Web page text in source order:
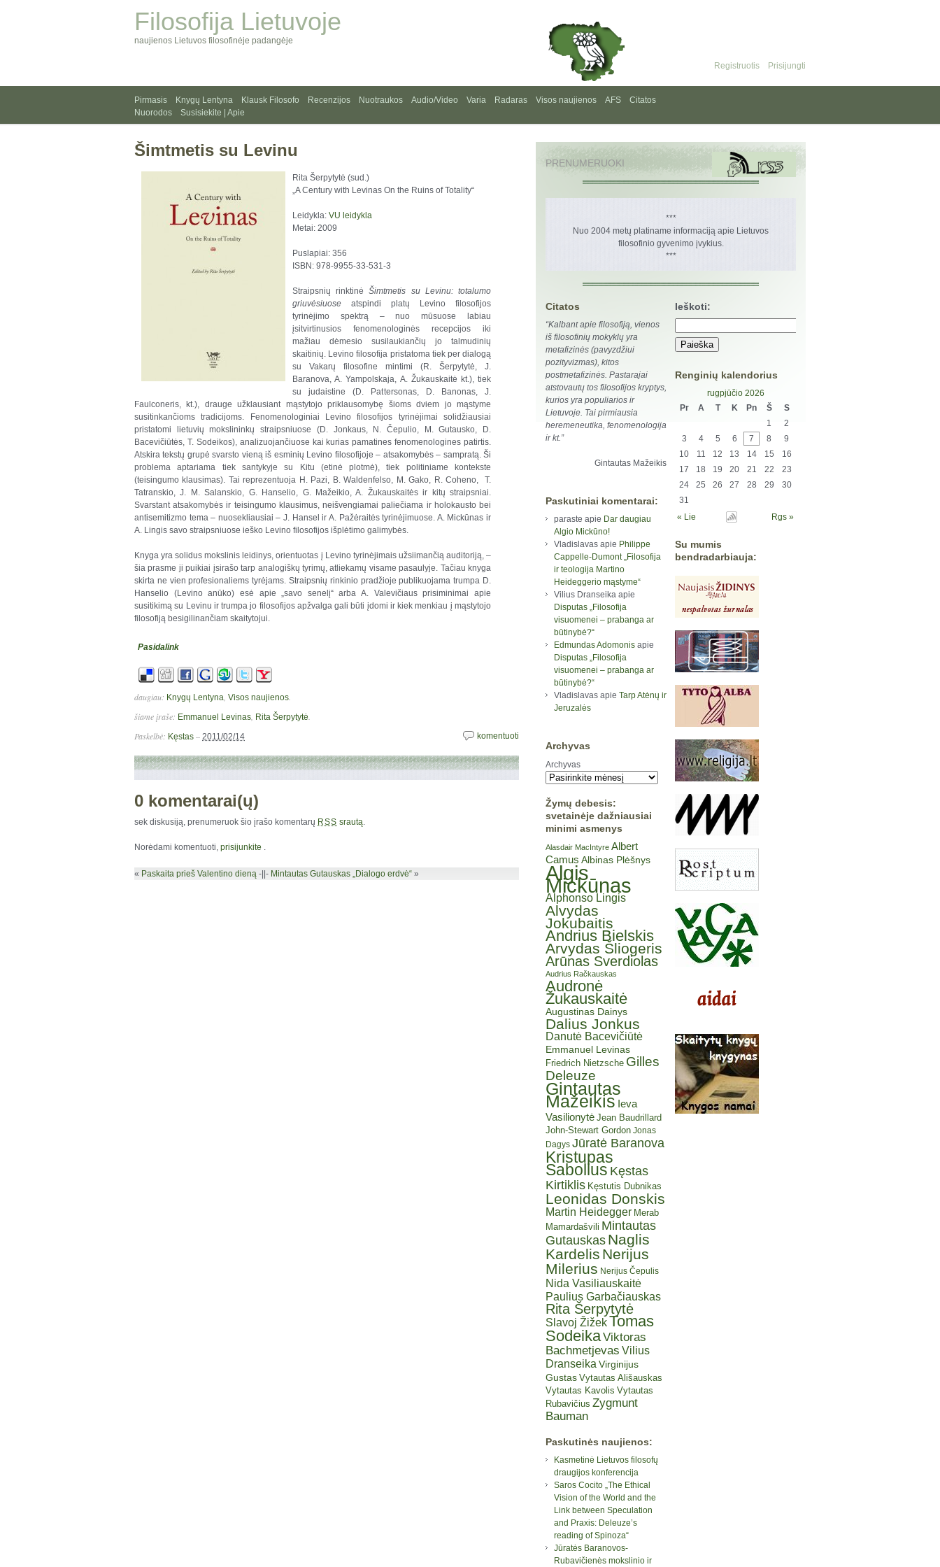
Filosofija Lietuvoje
naujienos Lietuvos filosofinėje padangėje
Prisijungti
Registruotis
Pirmasis Knygų Lentyna Klausk Filosofo Recenzijos Nuotraukos Audio/Video Varia Radaras Visos naujienos AFS
Citatos
Nuorodos
Susisiekite | Apie
Šimtmetis su Levinu
Rita Šerpytytė (sud.)
„A Century with Levinas On the Ruins of Totality“
Leidykla: VU leidykla
Metai: 2009
Puslapiai: 356
ISBN: 978-9955-33-531-3
Straipsnių rinktinėŠimtmetis su Levinu: totalumo
griuvėsiuose atspindi platų Levino filosofijos
tyrinėjimo spektrą – nuo mūsuose labiau
įsitvirtinusios fenomenologinės recepcijos iki
mažiau dėmesio susilaukiančių jo talmudinių
skaitinių. Levino filosofija pristatoma tiek per dialogą
su Vakarų filosofine mintimi (R. Šerpytytė, J.
Baranova, A. Yampolskaja, A. Žukauskaitė kt.), tiek
su judaistine (D. Pattersonas, D. Banonas, J.
Faulconeris, kt.), drauge užklausiant mąstytojo priklausomybę šioms dviem jo mąstyme
susitinkančioms tradicijoms. Fenomenologiniai Levino filosofijos tyrinėjimai solidžiausiai
pristatomi lietuvių mokslininkų straipsniuose (D. Jonkaus, N. Čepulio, M. Gutausko, D.
Bacevičiūtės, T. Sodeikos), analizuojančiuose kai kurias pamatines fenomenologines patirtis.
Atskira tekstų grupė svarsto vieną iš esminių Levino filosofijoje – atsakomybės – sampratą. Ši
problema aptariama tiek santykyje su Kitu (etinė plotmė), tiek politiniame kontekste
(teisingumo klausimas). Tai reprezentuoja H. Pazi, B. Waldenfelso, M. Gako, R. Coheno, T.
Tatranskio, J. M. Salanskio, G. Hanselio, G. Mažeikio, A. Žukauskaitės ir kitų straipsniai.
Svarstant atsakomybės ir teisingumo klausimus, neišvengiamai paliečiama ir holokausto bei
antisemitizmo tema – nuosekliausiai – J. Hansel ir A. Pažėraitės tyrinėjimuose. A. Mickūnas ir
A. Lingis savo straipsniuose ieško Levino filosofijos išplėtimo galimybės.
Knyga yra solidus mokslinis leidinys, orientuotas į Levino tyrinėjimais užsiimančią auditoriją, –
šia prasme ji puikiai įsirašo tarp analogiškų tyrimų, atliekamų visame pasaulyje. Tačiau knyga
skirta ne vien profesionaliems tyrėjams. Straipsnių rinkinio pradžioje publikuojama trumpa D.
Hanselio (Levino anūko) esė apie „savo senelį“ arba A. Valevičiaus prisiminimai apie
susitikimą su Levinu ir trumpa jo filosofijos apžvalga gali būti įdomi ir kiek menkiau į mąstytojo
filosofiją besigilinančiam skaitytojui.
Pasidalink
daugiau: Knygų Lentyna Visos naujienos
šiame įraše: Emmanuel Levinas Rita Šerpytytė
komentuoti
Paskelbė: Kęstas – 2011/02/14
0 komentarai(ų)
sek diskusiją, prenumeruok šio įrašo komentarų RSS srautą.
Norėdami komentuoti, prisijunkite .
« Paskaita prieš Valentino dieną -||- Mintautas Gutauskas „Dialogo erdvė“ »
PRENUMERUOKI
***
Nuo 2004 metų platiname informaciją apie Lietuvos
filosofinio gyvenimo įvykius.
***
Citatos
“Kalbant apie filosofiją, vienos
iš filosofinių mokyklų yra
metafizinės (pavyzdžiui
pozityvizmas), kitos
postmetafizinės. Pastarajai
atstovautų tos filosofijos kryptys,
kurios yra populiarios ir
Lietuvoje. Tai pirmiausia
heremeneutika, fenomenologija
ir kt.”
Gintautas Mažeikis
Paskutiniai komentarai:
paraste apie Dar daugiau
Algio Mickūno!
Vladislavas apie Philippe
Cappelle-Dumont „Filosofija
ir teologija Martino
Heideggerio mąstyme“
Vilius Dranseika apie
Disputas „Filosofija
visuomenei – prabanga ar
būtinybė?“
Edmundas Adomonis apie
Disputas „Filosofija
visuomenei – prabanga ar
būtinybė?“
Vladislavas apie Tarp Atėnų ir
Jeruzalės
Archyvas
Archyvas
Žymų debesis:
svetainėje dažniausiai
minimi asmenys
Alasdair MacIntyre Albert
Camus Albinas Plėšnys
Algis
Mickūnas
Alphonso Lingis
Alvydas
Jokubaitis
Andrius Bielskis
Arvydas Šliogeris
Arūnas Sverdiolas
Audrius Račkauskas
Audronė
Žukauskaitė
Augustinas Dainys
Dalius Jonkus
Danutė Bacevičiūtė
Emmanuel Levinas
Friedrich Nietzsche Gilles
Deleuze
Gintautas
Mažeikis Ieva
Vasilionytė Jean Baudrillard
John-Stewart Gordon Jonas
Dagys Jūratė Baranova
Kristupas
Sabolius Kęstas
Kirtiklis Kęstutis Dubnikas
Leonidas Donskis
Martin Heidegger Merab
Mamardašvili Mintautas
Gutauskas Naglis
Kardelis Nerijus
Milerius Nerijus Čepulis
Nida Vasiliauskaitė
Paulius Garbačiauskas
Rita Šerpytytė
Slavoj ŽižekTomas
SodeikaViktoras
Bachmetjevas Vilius
Dranseika Virginijus
Gustas Vytautas Ališauskas
Vytautas Kavolis Vytautas
Rubavičius Zygmunt
Bauman
Paskutinės naujienos:
Kasmetinė Lietuvos filosofų
draugijos konferencija
Saros Cocito „The Ethical
Vision of the World and the
Link between Speculation
and Praxis: Deleuze’s
reading of Spinoza“
Jūratės Baranovos-
Rubavičienės mokslinio ir
Ieškoti:
Renginių kalendorius
rugpjūčio 2026
Pr
A T K Pn Š
S
1
2
3
4 5 6 7 8
9
10
11 12 13 14 15
16
17
18 19 20 21 22
23
24
25 26 27 28 29
30
31
« Lie
Rgs »
Su mumis
bendradarbiauja: